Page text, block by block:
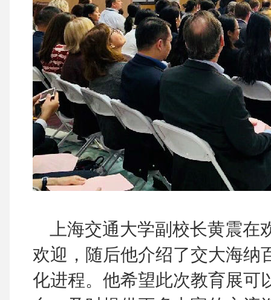
上海交通大学副校长黄震在
欢迎，随后他介绍了交大海纳
化进程。他希望此次教育展可